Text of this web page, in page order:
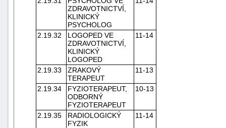
ZDRAVOTNICTVÍ,
KLINICKÝ
PSYCHOLOG
2.19.32
LOGOPED VE
ZDRAVOTNICTVÍ,
KLINICKÝ
LOGOPED
11-14
2.19.33
ZRAKOVÝ
TERAPEUT
11-13
2.19.34
FYZIOTERAPEUT,
ODBORNÝ
FYZIOTERAPEUT
10-13
2.19.35
RADIOLOGICKÝ
FYZIK
11-14